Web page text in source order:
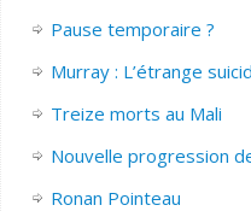
Pause temporaire ?
Murray : L’étrange
Treize morts au Mali
Nouvelle progression
Ronan Pointeau